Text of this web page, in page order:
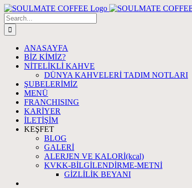
Skip
to
content
Search
for:
ANASAYFA
BİZ KİMİZ?
NİTELİKLİ KAHVE
DÜNYA KAHVELERİ TADIM NOTLARI
ŞUBELERİMİZ
MENÜ
FRANCHISING
KARİYER
İLETİŞİM
KEŞFET
BLOG
GALERİ
ALERJEN VE KALORİ(kcal)
KVKK-BİLGİLENDİRME-METNİ
GİZLİLİK BEYANI